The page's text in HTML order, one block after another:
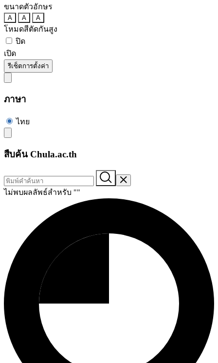
ขนาดตัวอักษร
A A A
โหมดสีตัดกันสูง
ปิด
เปิด
รีเซ็ตการตั้งค่า
ภาษา
ไทย
สืบค้น Chula.ac.th
ไม่พบผลลัพธ์สำหรับ ""